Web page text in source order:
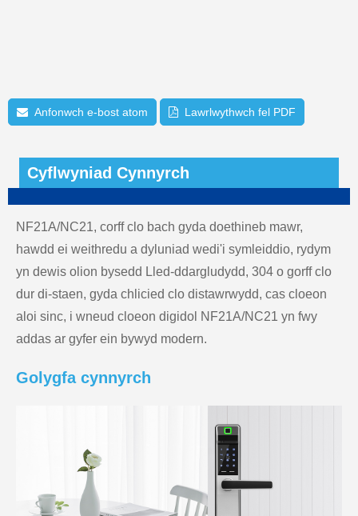
Anfonwch e-bost atom Lawrlwythwch fel PDF
Cyflwyniad Cynnyrch
NF21A/NC21, corff clo bach gyda doethineb mawr,
hawdd ei weithredu a dyluniad wedi'i symleiddio, rydym
yn dewis olion bysedd Lled-ddargludydd, 304 o gorff clo
dur di-staen, gyda chlicied clo distawrwydd, cas cloeon
aloi sinc, i wneud cloeon digidol NF21A/NC21 yn fwy
addas ar gyfer ein bywyd modern.
Golygfa cynnyrch